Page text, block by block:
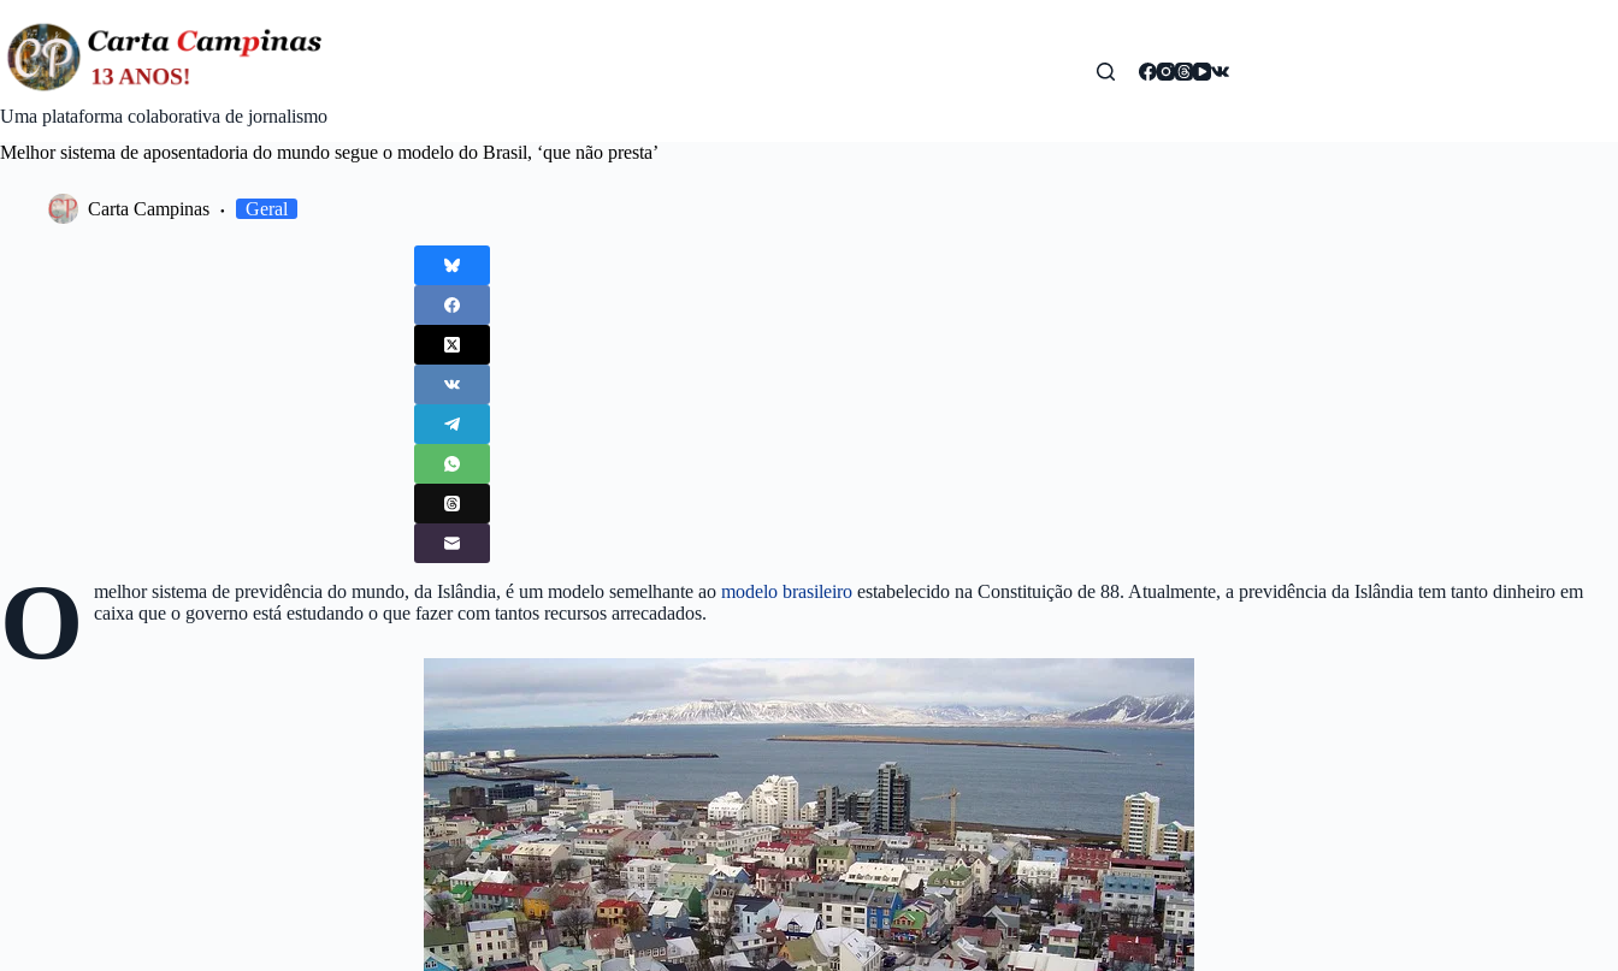
content
Uma plataforma colaborativa de jornalismo
Melhor sistema de aposentadoria do mundo segue o modelo do Brasil, ‘que não presta’
Carta Campinas Geral
O melhor sistema de previdência do mundo, da Islândia, é um modelo semelhante ao modelo brasileiroestabelecido na Constituição de 88. Atualmente, a previdência da Islândia tem tanto dinheiro em
caixa que o governo está estudando o que fazer com tantos recursos arrecadados.